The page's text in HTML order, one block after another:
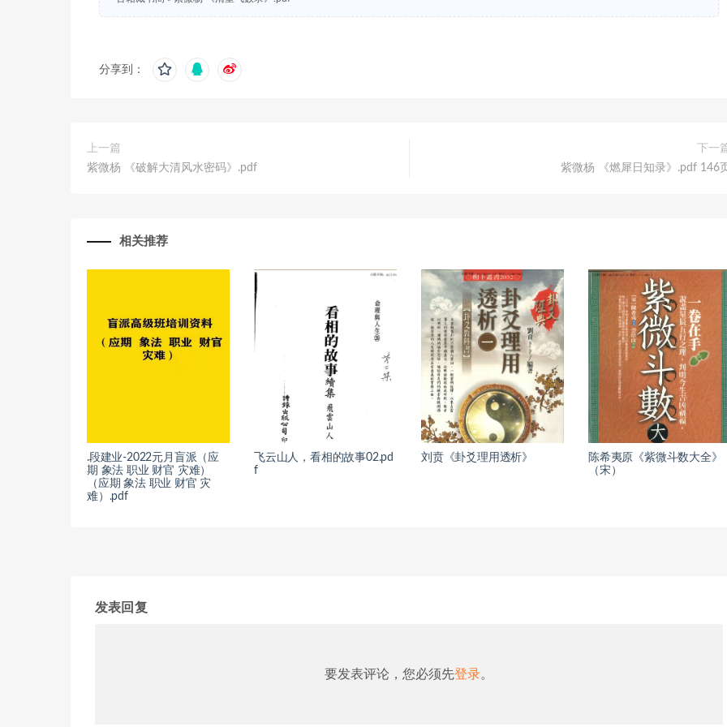
分享到：
上一篇
紫微杨 《破解大清风水密码》.pdf
下一
紫微杨 《燃犀日知录》.pdf 146
相关推荐
.段建业-2022元月盲派（应
期 象法 职业 财官 灾难）
（应期 象法 职业 财官 灾
难）.pdf
飞云山人，看相的故事02.pd
f
刘贲《卦爻理用透析》
陈希夷原《紫微斗数大全》
（宋）
发表回复
要发表评论，您必须先登录。